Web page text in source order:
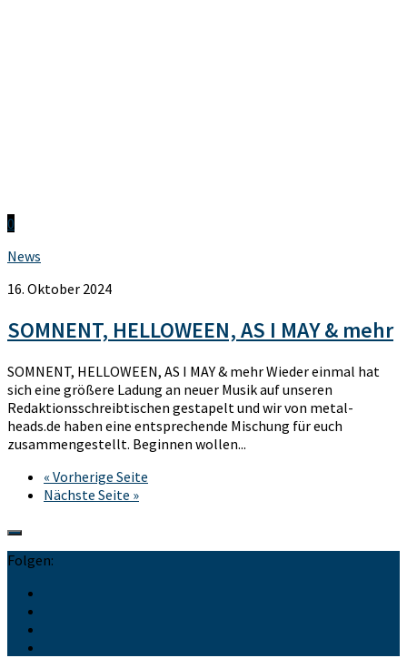
0
News
16. Oktober 2024
SOMNENT, HELLOWEEN, AS I MAY & mehr
SOMNENT, HELLOWEEN, AS I MAY & mehr Wieder einmal hat
sich eine größere Ladung an neuer Musik auf unseren
Redaktionsschreibtischen gestapelt und wir von metal-
heads.de haben eine entsprechende Mischung für euch
zusammengestellt. Beginnen wollen...
« Vorherige Seite
Nächste Seite »
Folgen: